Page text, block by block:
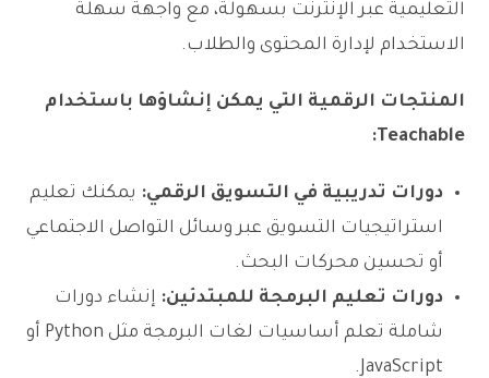
التعليمية عبر الإنترنت بسهولة، مع واجهة سهلة
الاستخدام لإدارة المحتوى والطلاب.
المنتجات الرقمية التي يمكن إنشاؤها باستخدام
Teachable:
دورات تدريبية في التسويق الرقمي: يمكنك تعليم
استراتيجيات التسويق عبر وسائل التواصل الاجتماعي
أو تحسين محركات البحث.
دورات تعليم البرمجة للمبتدئين: إنشاء دورات
شاملة تعلم أساسيات لغات البرمجة مثل Python أو
JavaScript.